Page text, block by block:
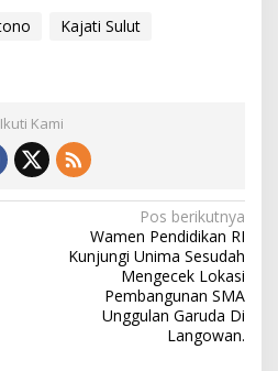
Kajati Sulut
Ikuti Kami
Pos berikutnya
Wamen Pendidikan RI
Kunjungi Unima Sesudah
Mengecek Lokasi
Pembangunan SMA
Unggulan Garuda Di
Langowan.